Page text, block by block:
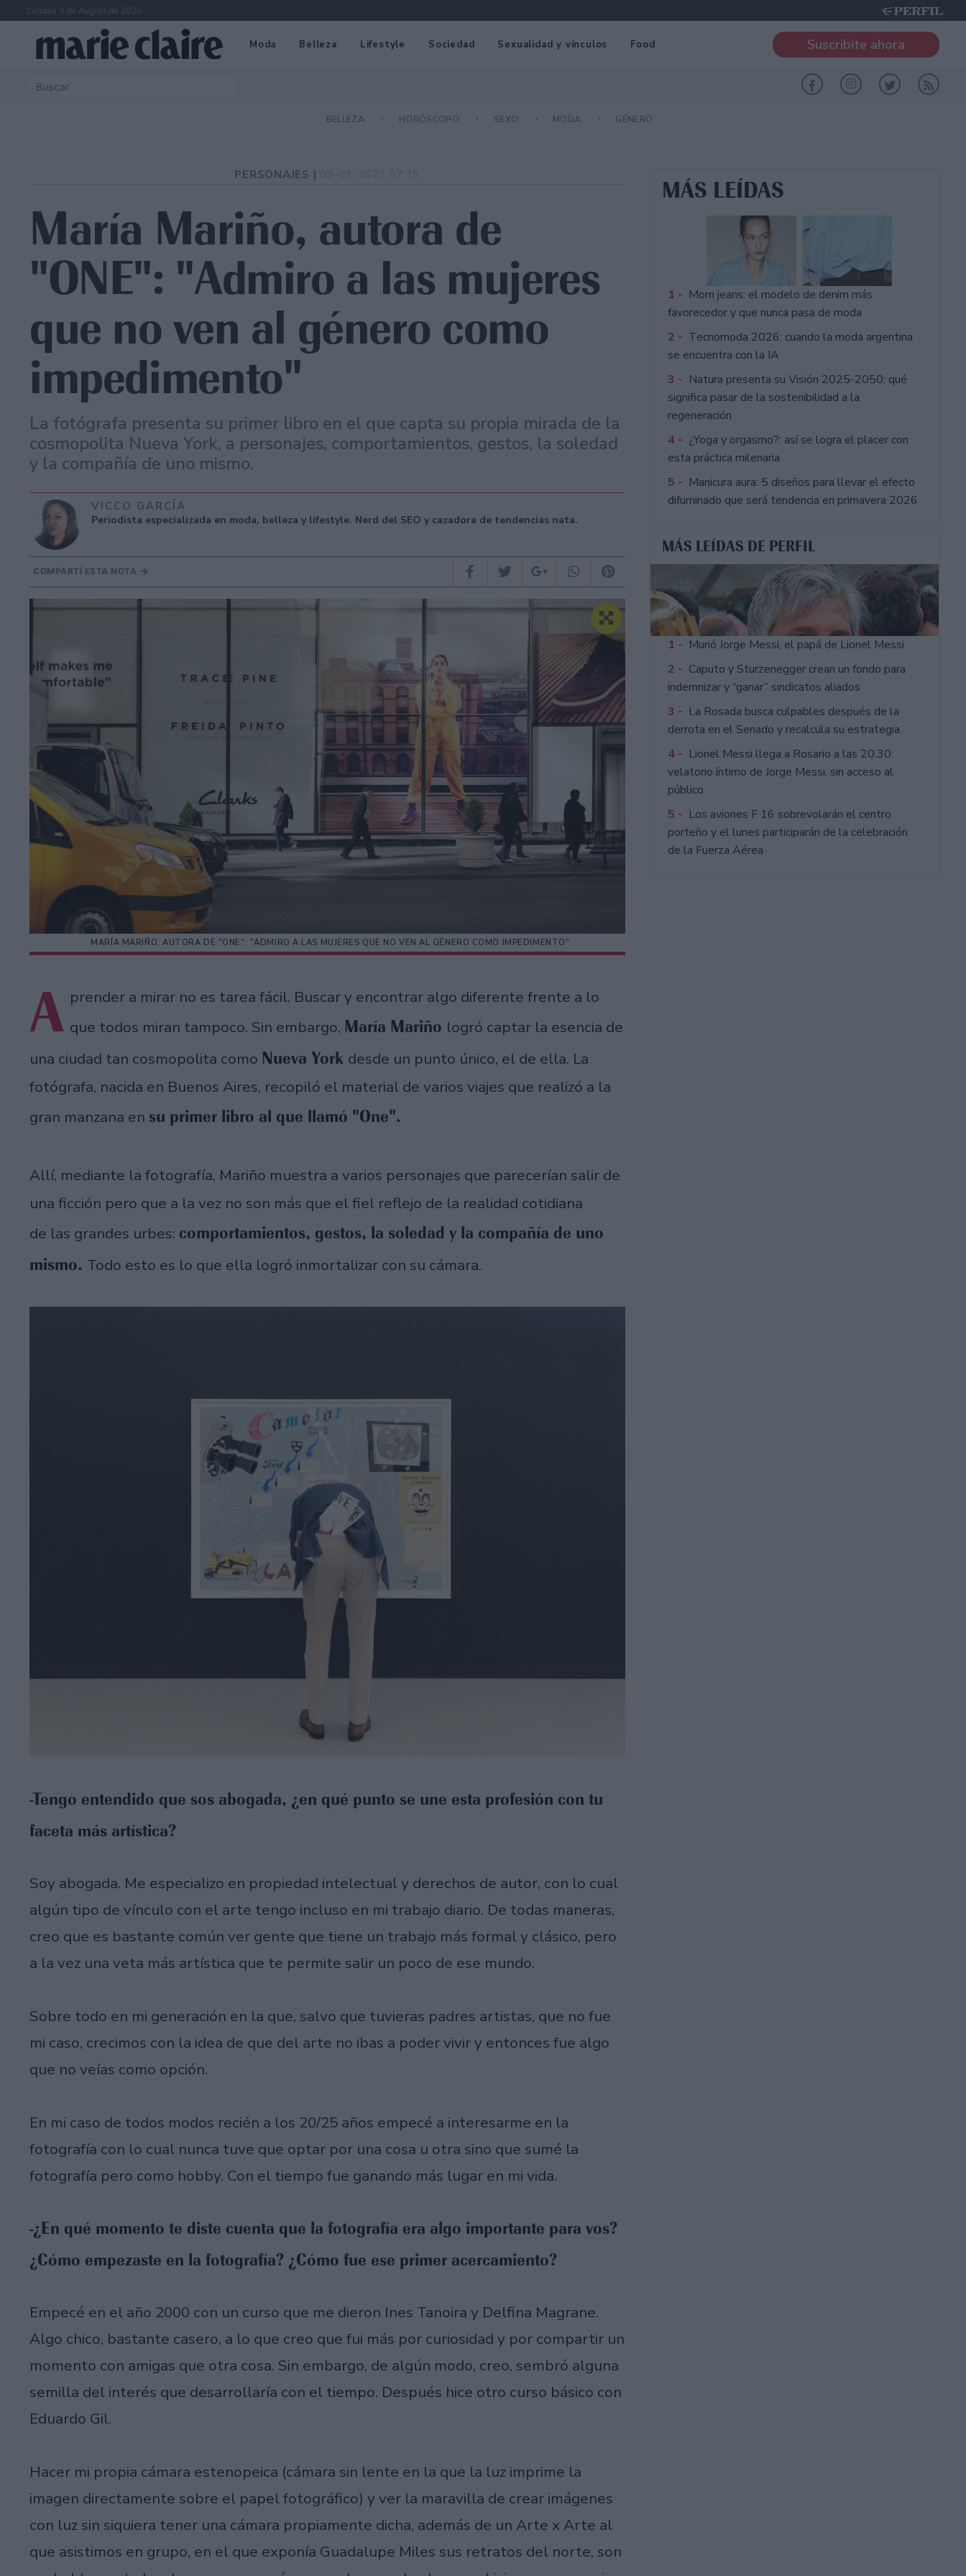
Sunday 9 de August de 2026
Moda Belleza Lifestyle Sociedad Sexualidad y vínculos Food Suscribite ahora
BELLEZA HORÓSCOPO SEXO MODA GÉNERO
PERSONAJES |
María Mariño, autora de
"ONE": "Admiro a las mujeres
que no ven al género como
impedimento"
La fotógrafa presenta su primer libro en el que capta su propia mirada de la
cosmopolita Nueva York, a personajes, comportamientos, gestos, la soledad
y la compañía de uno mismo.
VICCO GARCÍA
Periodista especializada en moda, belleza y lifestyle. Nerd del SEO y cazadora de tendencias nata.
COMPARTÍ ESTA NOTA
MARÍA MARIÑO, AUTORA DE "ONE": "ADMIRO A LAS MUJERES QUE NO VEN AL GÉNERO COMO IMPEDIMENTO"
A prender a mirar no es tarea fácil. Buscar y encontrar algo diferente frente a lo
que todos miran tampoco. Sin embargo, María Mariño logró captar la esencia de
una ciudad tan cosmopolita como Nueva York desde un punto único, el de ella. La
fotógrafa, nacida en Buenos Aires, recopiló el material de varios viajes que realizó a la
gran manzana en su primer libro al que llamó "One".
Allí, mediante la fotografía, Mariño muestra a varios personajes que parecerían salir de
una ficción pero que a la vez no son más que el fiel reflejo de la realidad cotidiana
de las grandes urbes: comportamientos, gestos, la soledad y la compañía de uno
mismo. Todo esto es lo que ella logró inmortalizar con su cámara.
-Tengo entendido que sos abogada, ¿en qué punto se une esta profesión con tu
faceta más artística?
Soy abogada. Me especializo en propiedad intelectual y derechos de autor, con lo cual
algún tipo de vínculo con el arte tengo incluso en mi trabajo diario. De todas maneras,
creo que es bastante común ver gente que tiene un trabajo más formal y clásico, pero
a la vez una veta más artística que te permite salir un poco de ese mundo.
Sobre todo en mi generación en la que, salvo que tuvieras padres artistas, que no fue
mi caso, crecimos con la idea de que del arte no ibas a poder vivir y entonces fue algo
que no veías como opción.
En mi caso de todos modos recién a los 20/25 años empecé a interesarme en la
fotografía con lo cual nunca tuve que optar por una cosa u otra sino que sumé la
fotografía pero como hobby. Con el tiempo fue ganando más lugar en mi vida.
-¿En qué momento te diste cuenta que la fotografía era algo importante para vos?
¿Cómo empezaste en la fotografía? ¿Cómo fue ese primer acercamiento?
Empecé en el año 2000 con un curso que me dieron Ines Tanoira y Delfina Magrane.
Algo chico, bastante casero, a lo que creo que fui más por curiosidad y por compartir un
momento con amigas que otra cosa. Sin embargo, de algún modo, creo, sembró alguna
semilla del interés que desarrollaría con el tiempo. Después hice otro curso básico con
Eduardo Gil.
Hacer mi propia cámara estenopeica (cámara sin lente en la que la luz imprime la
imagen directamente sobre el papel fotográfico) y ver la maravilla de crear imágenes
con luz sin siquiera tener una cámara propiamente dicha, además de un Arte x Arte al
que asistimos en grupo, en el que exponía Guadalupe Miles sus retratos del norte, son
MÁS LEÍDAS
1 - Mom jeans: el modelo de denim más
favorecedor y que nunca pasa de moda
2 - Tecnomoda 2026: cuando la moda argentina
se encuentra con la IA
3 - Natura presenta su Visión 2025-2050: qué
significa pasar de la sostenibilidad a la
regeneración
4 - ¿Yoga y orgasmo?: así se logra el placer con
esta práctica milenaria
5 - Manicura aura: 5 diseños para llevar el efecto
difuminado que será tendencia en primavera 2026
MÁS LEÍDAS DE PERFIL
1 - Murió Jorge Messi, el papá de Lionel Messi
2 - Caputo y Sturzenegger crean un fondo para
indemnizar y “ganar” sindicatos aliados
3 - La Rosada busca culpables después de la
derrota en el Senado y recalcula su estrategia
4 - Lionel Messi llega a Rosario a las 20.30:
velatorio íntimo de Jorge Messi, sin acceso al
público
5 - Los aviones F 16 sobrevolarán el centro
porteño y el lunes participarán de la celebración
de la Fuerza Aérea